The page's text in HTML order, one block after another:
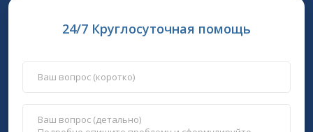
24/7 Круглосуточная помощь